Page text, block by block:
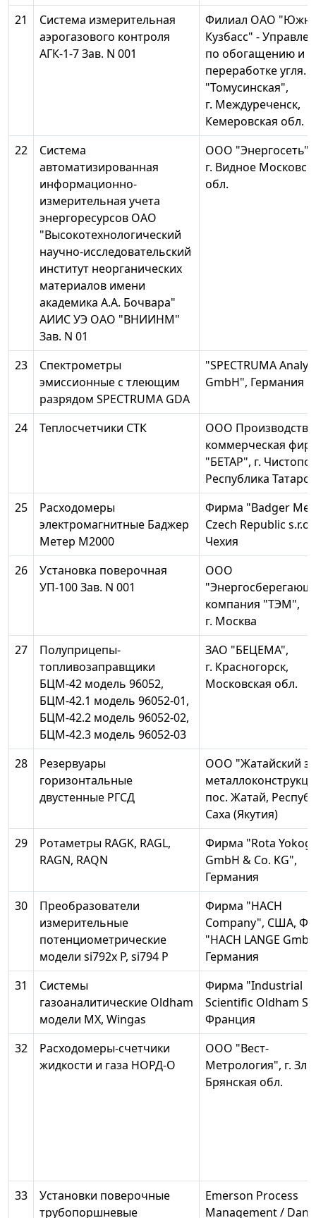
21
Система измерительная
аэрогазового контроля
АГК-1-7 Зав. N 001
Филиал ОАО
Кузбасс" -
по обогащению и
переработке угля.
"Томусинская",
г. Междуреченск,
Кемеровская обл.
22
Система
автоматизированная
информационно-
измерительная учета
энергоресурсов ОАО
"Высокотехнологический
научно-исследовательский
институт неорганических
материалов имени
академика А.А. Бочвара"
АИИС УЭ ОАО "ВНИИНМ"
Зав. N 01
ООО "Энергосеть",
г. Видное
обл.
23
Спектрометры
эмиссионные с тлеющим
разрядом SPECTRUMA GDA
"SPECTRUMA
GmbH", Германия
24 Теплосчетчики СТК
ООО
коммерческая
"БЕТАР", г.
Республика
25
Расходомеры
электромагнитные Баджер
Метер М2000
Фирма "Badger
Czech Republic
Чехия
26
Установка поверочная
УП-100 Зав. N 001
OOO
компания "ТЭМ",
г. Москва
27
Полуприцепы-
топливозаправщики
БЦМ-42 модель 96052,
БЦМ-42.1 модель 96052-01,
БЦМ-42.2 модель 96052-02,
БЦМ-42.3 модель 96052-03
ЗАО "БЕЦЕМА",
г. Красногорск,
Московская обл.
28
Резервуары
горизонтальные
двустенные РГСД
ООО "Жатайский
пос. Жатай,
Саха (Якутия)
29
Ротаметры RAGK, RAGL,
RAGN, RAQN
Фирма "Rota
GmbH & Co. KG",
Германия
30
Преобразователи
измерительные
потенциометрические
модели si792x P, si794 P
Фирма "НАСН
Company", США,
"НАСН LANGE
Германия
31
Системы
газоаналитические Oldham
модели MX, Wingas
Фирма "Industrial
Scientific Oldham
Франция
32
Расходомеры-счетчики
жидкости и газа НОРД-О
ООО "Вест-
Метрология", г.
Брянская обл.
33
Установки поверочные
трубопоршневые
Emerson Process
Management /